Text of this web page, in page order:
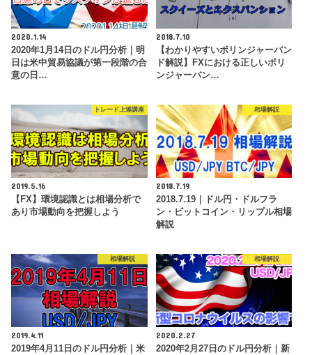
2020.1.14
2020年1月14日のドル円分析｜明
日は米中貿易協議が第一段階の合
意の日…
2018.7.10
【わかりやすいボリンジャーバン
ド解説】FXにおける正しいボリ
ンジャーバン…
トレード上達講座
2019.5.16
【FX】環境認識とは相場分析で
あり市場動向を把握しよう
相場解説
2018.7.19
2018.7.19｜ドル円・ドルフラ
ン・ビットコイン・リップル相場
解説
相場解説
2019.4.11
2019年4月11日のドル円分析｜米
相場解説
2020.2.27
2020年2月27日のドル円分析｜新